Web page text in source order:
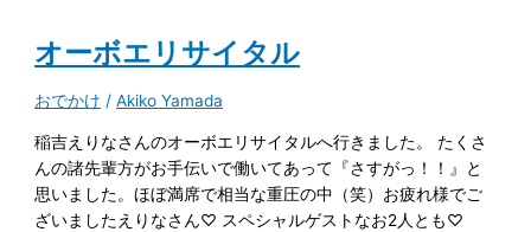
オーボエリサイタル
おでかけ /Akiko Yamada
稲吉えりなさんのオーボエリサイタルへ行きました。 たくさ
んの諸先輩方がお手伝いで働いてあって『さすがっ！！』と
思いました。ほぼ満席で相当な重圧の中（笑）お疲れ様でご
ざいましたえりなさん♡ スペシャルゲストなお2人とも♡